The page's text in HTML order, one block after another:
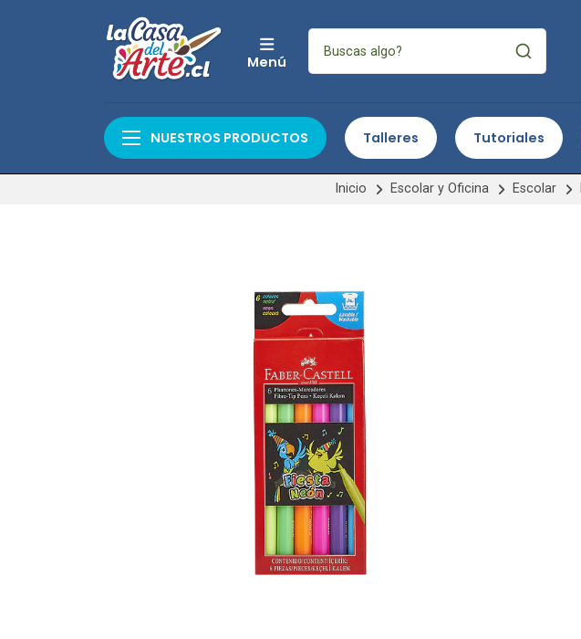
Menú
NUESTROS PRODUCTOS Talleres Tutoriales
Inicio Escolar y Oficina Escolar